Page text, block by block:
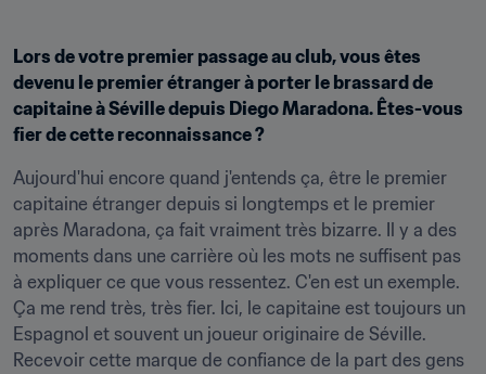
Lors de votre premier passage au club, vous êtes
devenu le premier étranger à porter le brassard de
capitaine à Séville depuis Diego Maradona. Êtes-vous
fier de cette reconnaissance ?
Aujourd'hui encore quand j'entends ça, être le premier
capitaine étranger depuis si longtemps et le premier
après Maradona, ça fait vraiment très bizarre. Il y a des
moments dans une carrière où les mots ne suffisent pas
à expliquer ce que vous ressentez. C'en est un exemple.
Ça me rend très, très fier. Ici, le capitaine est toujours un
Espagnol et souvent un joueur originaire de Séville.
Recevoir cette marque de confiance de la part des gens